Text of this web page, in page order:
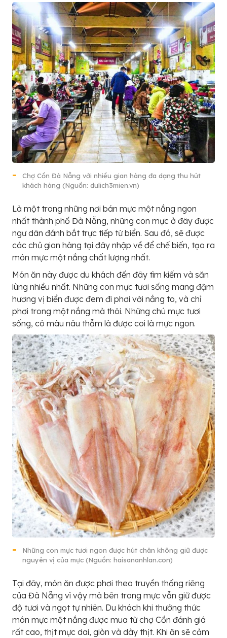
Chợ Cồn Đà Nẵng với nhiều gian hàng đa dạng thu hút
khách hàng (Nguồn: dulich3mien.vn)
Là một trong những nơi bán mực một nắng ngon
nhất thành phố Đà Nẵng, những con mực ở đây được
ngư dân đánh bắt trực tiếp từ biển. Sau đó, sẽ được
các chủ gian hàng tại đây nhập về để chế biến, tạo ra
món mực một nắng chất lượng nhất.
Món ăn này được du khách đến đây tìm kiếm và săn
lùng nhiều nhất. Những con mực tươi sống mang đậm
hương vị biển được đem đi phơi với nắng to, và chỉ
phơi trong một nắng mà thôi. Những chú mực tươi
sống, có màu nâu thẫm là được coi là mực ngon.
Những con mực tươi ngon được hút chân không giữ được
nguyên vị của mực (Nguồn: haisananhlan.con)
Tại đây, món ăn được phơi theo truyền thống riêng
của Đà Nẵng vì vậy mà bên trong mực vẫn giữ được
độ tươi và ngọt tự nhiên. Du khách khi thưởng thức
món mực một nắng được mua từ chợ Cồn đánh giá
rất cao, thịt mực dai, giòn và dày thịt. Khi ăn sẽ cảm